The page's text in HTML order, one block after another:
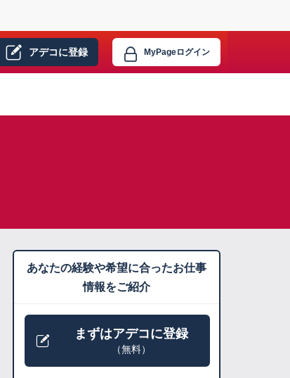
アデコに登録 MyPageログイン
あなたの経験や希望に合ったお仕事
情報をご紹介
まずはアデコに登録
（無料）